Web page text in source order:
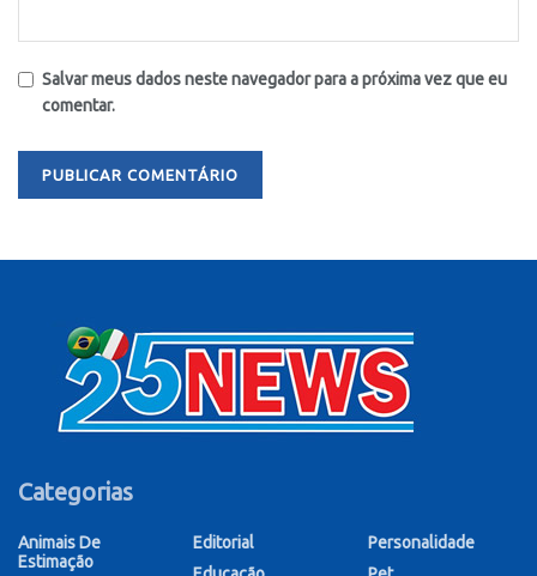
Salvar meus dados neste navegador para a próxima vez que eu
comentar.
Categorias
Animais De
Estimação
Editorial
Personalidade